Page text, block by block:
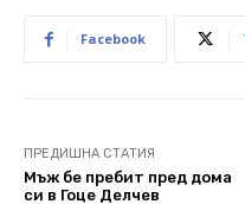
Facebook
ПРЕДИШНА СТАТИЯ
Мъж бе пребит пред дома
си в Гоце Делчев